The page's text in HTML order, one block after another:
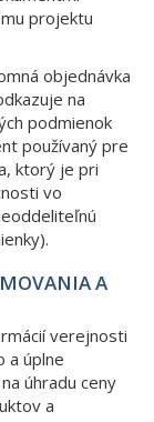
projektu
objednávka
na
podmienok
používaný pre
ktorý je pri
vo
A
verejnosti
a úplne
úhradu ceny
a